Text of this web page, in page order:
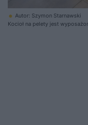
Autor: Szymon Starnawski
Kocioł na pelety jest
parę dni trzeba uzupełnić